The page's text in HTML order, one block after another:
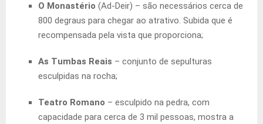
O Monastério (Ad-Deir) – são necessários cerca de
800 degraus para chegar ao atrativo. Subida que é
recompensada pela vista que proporciona;
As Tumbas Reais – conjunto de sepulturas
esculpidas na rocha;
Teatro Romano – esculpido na pedra, com
capacidade para cerca de 3 mil pessoas, mostra a